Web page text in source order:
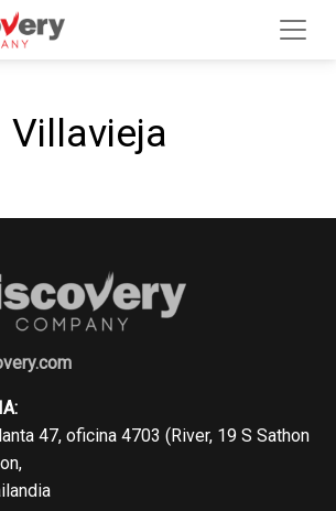
Villavieja
47, oficina 4703 (River, 19 S Sathon